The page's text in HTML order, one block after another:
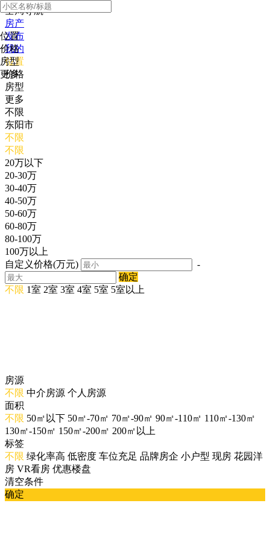
全局导航
房产
发布
我的
位置
价格
房型
更多
位置
价格
房型
更多
不限
东阳市
不限
不限
20万以下
20-30万
30-40万
40-50万
50-60万
60-80万
80-100万
100万以上
自定义价格(万元)
-
确定
不限 1室 2室 3室 4室 5室 5室以上
房源
不限 中介房源 个人房源
面积
不限 50㎡以下 50㎡-70㎡ 70㎡-90㎡ 90㎡-110㎡ 110㎡-130㎡
130㎡-150㎡ 150㎡-200㎡ 200㎡以上
标签
不限 绿化率高 低密度 车位充足 品牌房企 小户型 现房 花园洋
房 VR看房 优惠楼盘
清空条件
确定